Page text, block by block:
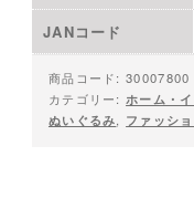
JANコード
商品コード:30007800
カテゴリー:ホーム・
ぬいぐるみ, ファッシ